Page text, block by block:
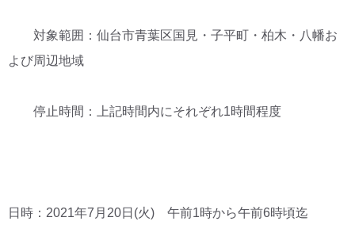
対象範囲：仙台市青葉区国見・子平町・柏木・八幡お
よび周辺地域
停止時間：上記時間内にそれぞれ1時間程度
日時：2021年7月20日(火) 午前1時から午前6時頃迄